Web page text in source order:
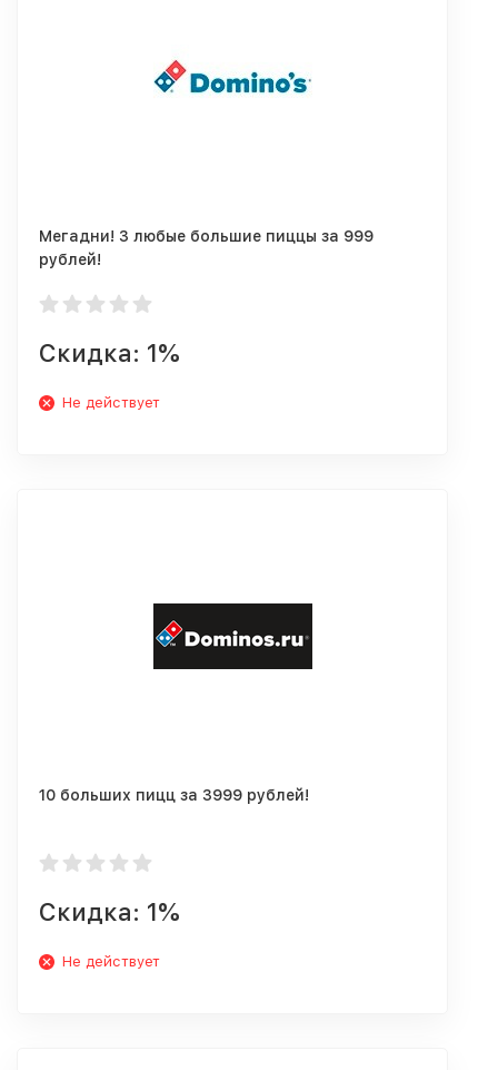
Мегадни! 3 любые большие пиццы за 999
рублей!
Скидка: 1%
Не действует
10 больших пицц за 3999 рублей!
Скидка: 1%
Не действует